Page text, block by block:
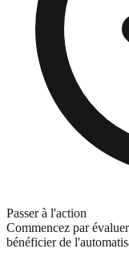
Passer à l'action
Commencez par
bénéficier de